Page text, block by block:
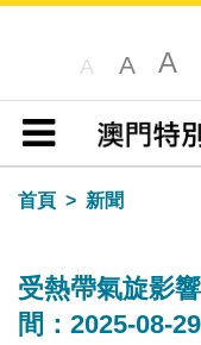
A A A
目錄
首頁
新聞
受熱帶氣旋影
間：2025-08-29